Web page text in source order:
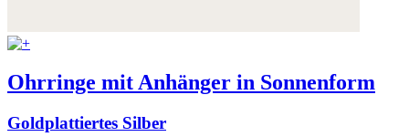
Ohrringe mit Anhänger in Sonnenform
Goldplattiertes Silber